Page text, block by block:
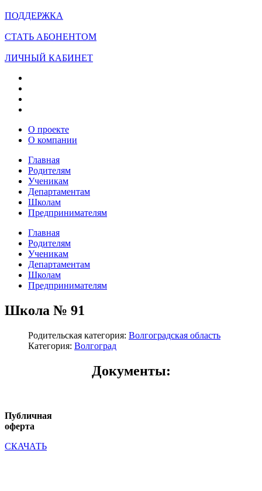
ПОДДЕРЖКА
СТАТЬ АБОНЕНТОМ
ЛИЧНЫЙ КАБИНЕТ
О проекте
О компании
Главная
Родителям
Ученикам
Департаментам
Школам
Предпринимателям
Главная
Родителям
Ученикам
Департаментам
Школам
Предпринимателям
Школа № 91
Родительская категория: Волгоградская область
Категория: Волгоград
Документы:
Публичная
оферта
СКАЧАТЬ